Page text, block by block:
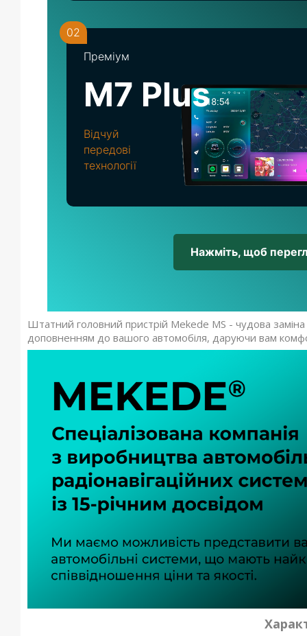
02
Преміум
M7 Plus
Відчуй
передові
технології
Нажміть, щоб
Штатний головний пристрій Mekede MS - чудова заміна
доповненням до вашого автомобіля, даруючи вам